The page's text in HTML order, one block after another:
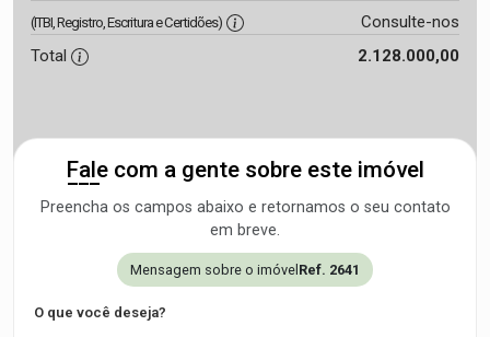
(ITBI, Registro, Escritura e Certidões)
Consulte-nos
Total
2.128.000,00
Fale com a gente sobre este imóvel
Preencha os campos abaixo e retornamos o seu contato
em breve.
Mensagem sobre o imóvelRef. 2641
O que você deseja?